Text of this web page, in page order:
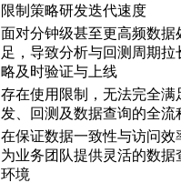
限制策略研发迭代速度
面对分钟级甚至更高频数据
足，导致分析与回测周期拉
略及时验证与上线
存在使用限制，无法完全满
发、回测及数据查询的全流
在保证数据一致性与访问效
为业务团队提供灵活的数据
环境